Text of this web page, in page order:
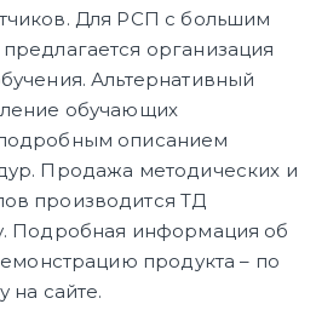
Для РСП с большим
организация
Альтернативный
обучающих
описанием
Продажа методических и
производится ТД
Подробная информация об
продукта – по
на сайте.